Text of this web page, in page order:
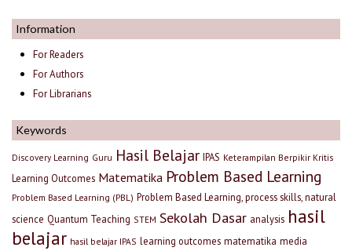
Information
For Readers
For Authors
For Librarians
Keywords
Discovery Learning Guru Hasil Belajar IPAS Keterampilan Berpikir Kritis
Learning Outcomes Matematika Problem Based Learning
Problem Based Learning (PBL) Problem Based Learning, process skills, natural
science Quantum Teaching STEM Sekolah Dasar analysis hasil
belajar hasil belajar IPAS learning outcomes matematika media